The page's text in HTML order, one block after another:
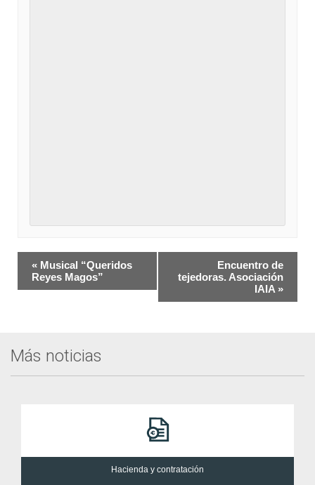
Navegación
del
« Musical “Queridos
Reyes Magos”
Encuentro de
tejedoras. Asociación
IAIA »
Más noticias
Hacienda y contratación